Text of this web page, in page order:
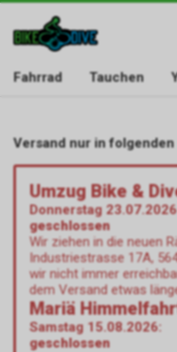
Fahrrad Tauchen
Versand nur in folgenden
Umzug Bike &
Donnerstag
geschlossen
Wir ziehen in die neuen
Industriestrasse 17A,
wir nicht immer
dem Versand etwas
Mariä
Samstag 15.08.2026:
geschlossen